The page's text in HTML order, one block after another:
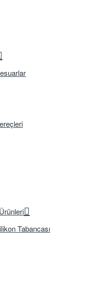
Tabancası